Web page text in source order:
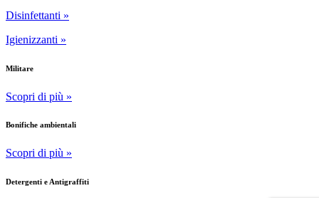
Disinfettanti »
Igienizzanti »
Militare
Scopri di più »
Bonifiche ambientali
Scopri di più »
Detergenti e Antigraffiti